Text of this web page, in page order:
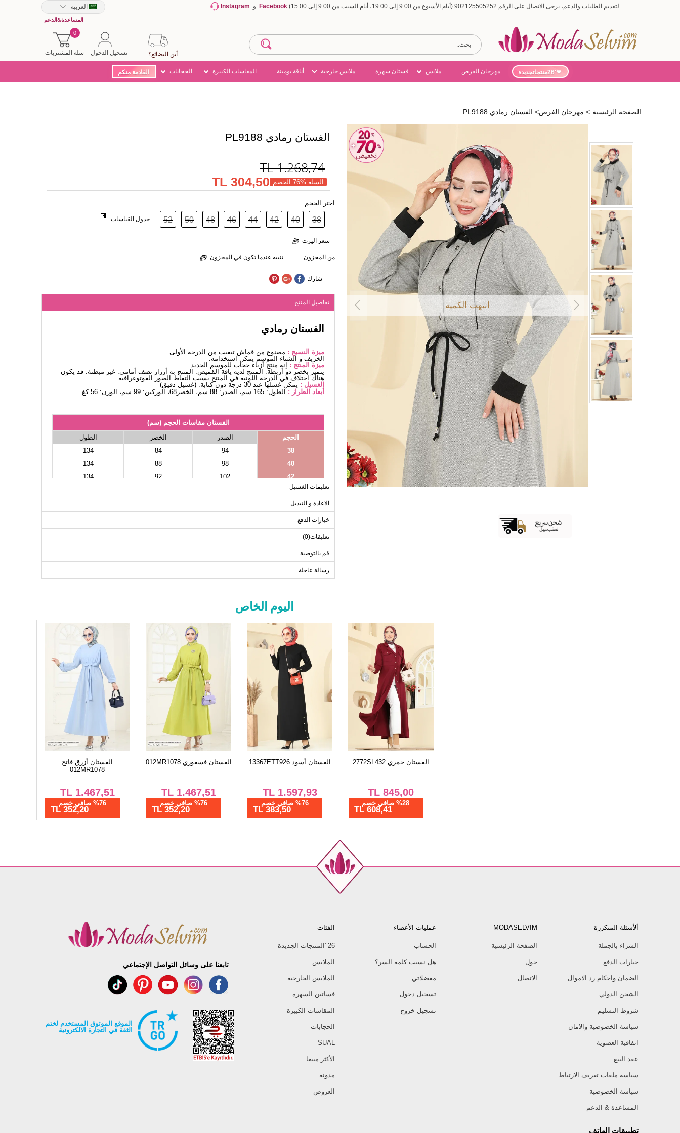
لتقديم الطلبات والدعم، يرجى الاتصال على الرقم 902125505252 (أيام الأسبوع من 9:00 إلى 19:00، أيام السبت من 9:00 إلى 15:00) Facebook و Instagram العربية -
المساعدة&الدعم
سلة المشتريات
0
تسجيل الدخول أين البضائع؟
'26منتجاتجديدة مهرجان الفرص ملابس فستان سهرة ملابس خارجية أناقة يومينة المقاسات الكبيرة الحجابات القادمة منكم
الصفحة الرئيسية > مهرجان الفرص> الفستان رمادي PL9188
انتهت الكمية
الفستان رمادي PL9188
1.268,74
TL
السلة %76 الخصم 304,50 TL
اختر الحجم
38
40
42
44
46
48
50
52 جدول القياسات
سعر اليرت
من المخزون تنبيه عندما تكون في المخزون
شارك
تفاصيل المنتج
الفستان رمادي
ميزة النسيج : مصنوع من قماش تيفيت من الدرجة الأولى.
الخريف و الشتاء الموسم يمكن استخدامه.
ميزة المنتج : إنه منتج أزياء حجاب للموسم الجديد.
يتميز بخصر ذو أربطة. المنتج لديه ياقة القميص. المنتج به أزرار نصف أمامي. غير مبطنة. قد يكون
هناك اختلاف في الدرجة اللونية في المنتج بسبب التقاط الصور الفوتوغرافية.
الغسيل : يمكن غسلها عند 30 درجة دون كتابة. (غسيل دقيق)
أبعاد الطراز : الطول: 165 سم، الصدر: 88 سم، الخصر68، الوركين: 99 سم، الوزن: 56 كغ
الفستان مقاسات الحجم (سم)
الحجم
الصدر الخصر
الطول
38
94
84
134
40
98
88
134
42
102
92
134
44
46
50
118
108
134
تعليمات الغسيل
الاعادة و التبديل
خيارات الدفع
تعليقات(0)
قم بالتوصية
رسالة عاجلة
اليوم الخاص
الفستان أزرق فاتح
012MR1078
1.467,51
TL
%76 صافي خصم
352,20 TL
الفستان فسفوري 012MR1078
1.467,51
TL
%76 صافي خصم
352,20 TL
الفستان أسود 13367ETT926
1.597,93
TL
%76 صافي خصم
383,50 TL
الفستان خمري 2772SL432
845,00
TL
%28 صافي خصم
608,41 TL
ألأسئلة المتكررة
الشراء بالجملة
خيارات الدفع
الضمان واحكام رد الاموال
الشحن الدولي
شروط التسليم
سياسة الخصوصية والامان
اتفاقية العضوية
عقد البيع
سياسة ملفات تعريف الارتباط
سياسة الخصوصية
المساعدة & الدعم
MODASELVIM
الصفحة الرئيسية
حول
الاتصال
عمليات الأعضاء
الحساب
هل نسيت كلمة السر؟
مفضلاتي
تسجيل دخول
تسجيل خروج
الفئات
26 'المنتجات الجديدة
الملابس
الملابس الخارجية
فساتين السهرة
المقاسات الكبيرة
الحجابات
SUAL
الأكثر مبيعا
مدونة
العروض
تطبيقات الهاتف
تابعنا على وسائل التواصل الإجتماعي
الموقع الموثوق المستخدم لختم
الثقة في التجارة الالكترونية